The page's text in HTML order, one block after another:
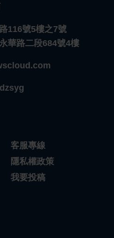
116號5樓之7號
華路二段684號4樓
客服專線
隱私權政策
我要投稿